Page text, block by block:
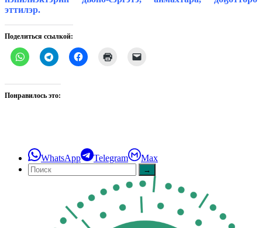
эттилэр.
Поделиться ссылкой:
Понравилось это:
WhatsApp Telegram Max